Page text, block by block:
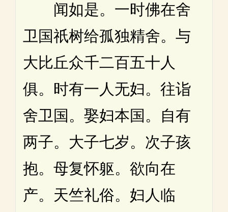
闻如是。一时佛在舍
卫国祇树给孤独精舍。与
大比丘众千二百五十人
俱。时有一人无妇。往诣
舍卫国。娶妇本国。自有
两子。大子七岁。次子孩
抱。母复怀躯。欲向在
产。天竺礼俗。妇人临